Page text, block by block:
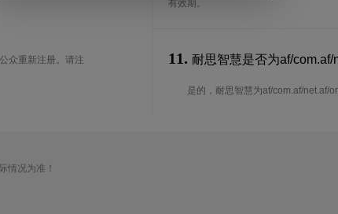
众重新注册。请注
有效期。
11. 耐思智慧是否为af/com.af/
是的，耐思智慧为af/com.af/net.af/
情况为准！